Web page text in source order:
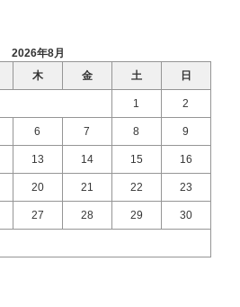
2026年8月
木 金 土 日
1 2
6 7 8 9
13 14 15 16
20 21 22 23
27 28 29 30